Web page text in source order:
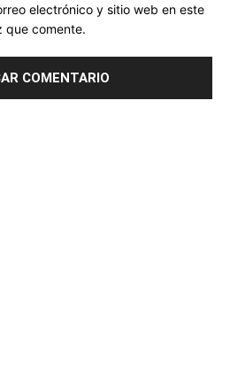
electrónico y sitio web en este
que comente.